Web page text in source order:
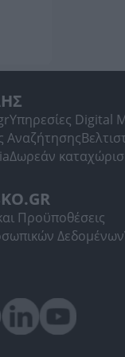
Υπηρεσίες Digital
Αναζήτησης
Δωρεάν
Προϋποθέσεις
Δεδομένων